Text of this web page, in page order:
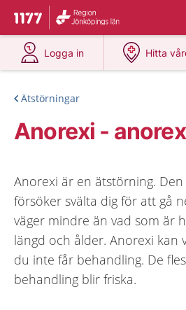
Till startsidan för 1177
Du har valt region
Logga in
på 1177.se
Hitta
på
Ätstörningar
Anorexi -
Anorexi är en ätstörning.
försöker svälta dig för att gå
väger mindre än vad som är
längd och ålder. Anorexi kan
du inte får behandling. De
behandling blir friska.